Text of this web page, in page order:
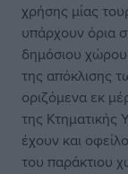
χρήσης μίας
υπάρχουν όρια
δημόσιου
της απόκλισης
οριζόμενα εκ
της Κτηματικής
έχουν και
του παράκτιου